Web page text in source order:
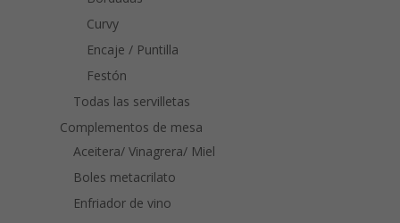
Curvy
Encaje / Puntilla
Festón
Todas las servilletas
Complementos de mesa
Aceitera/ Vinagrera/ Miel
Boles metacrilato
Enfriador de vino